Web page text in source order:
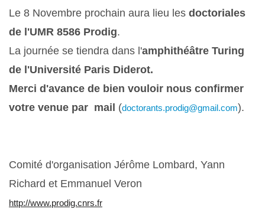
Le 8 Novembre prochain aura lieu les doctoriales
de l'UMR 8586 Prodig.
La journée se tiendra dans l'amphithéâtre Turing
de l'Université Paris Diderot.
Merci d'avance de bien vouloir nous confirmer
votre venue par mail (doctorants.prodig@gmail.com).
Comité d'organisation Jérôme Lombard, Yann
Richard et Emmanuel Veron
http://www.prodig.cnrs.fr